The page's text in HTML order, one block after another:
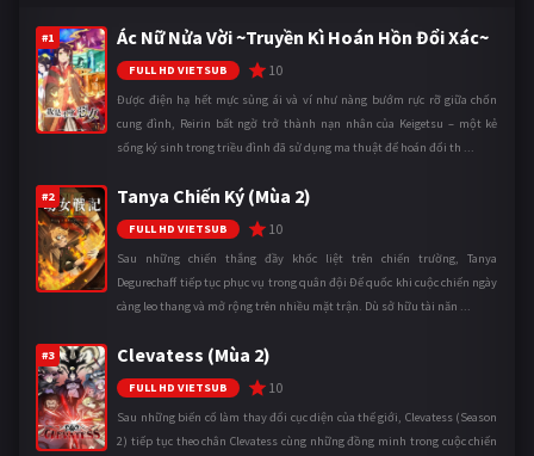
#1 Ác Nữ Nửa Vời ~Truyền Kì Hoán Hồn Đổi Xác~
FULL HD VIETSUB 10
Được điện hạ hết mực sủng ái và ví như nàng bướm rực rỡ giữa chốn
cung đình, Reirin bất ngờ trở thành nạn nhân của Keigetsu – một kẻ
sống ký sinh trong triều đình đã sử dụng ma thuật để hoán đổi th ...
#2 Tanya Chiến Ký (Mùa 2)
FULL HD VIETSUB 10
Sau những chiến thắng đầy khốc liệt trên chiến trường, Tanya
Degurechaff tiếp tục phục vụ trong quân đội Đế quốc khi cuộc chiến ngày
càng leo thang và mở rộng trên nhiều mặt trận. Dù sở hữu tài năn ...
#3 Clevatess (Mùa 2)
FULL HD VIETSUB 10
Sau những biến cố làm thay đổi cục diện của thế giới, Clevatess (Season
2) tiếp tục theo chân Clevatess cùng những đồng minh trong cuộc chiến